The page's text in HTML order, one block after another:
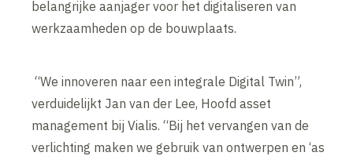
belangrijke aanjager voor het digitaliseren van
werkzaamheden op de bouwplaats.
“We innoveren naar een integrale Digital Twin”,
verduidelijkt Jan van der Lee, Hoofd asset
management bij Vialis. “Bij het vervangen van de
verlichting maken we gebruik van ontwerpen en ‘as